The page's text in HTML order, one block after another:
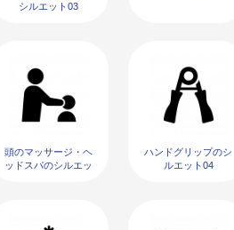
シルエット03
頭のマッサージ・ヘ
ッドスパのシルエッ
ハンドグリップのシ
ルエット04